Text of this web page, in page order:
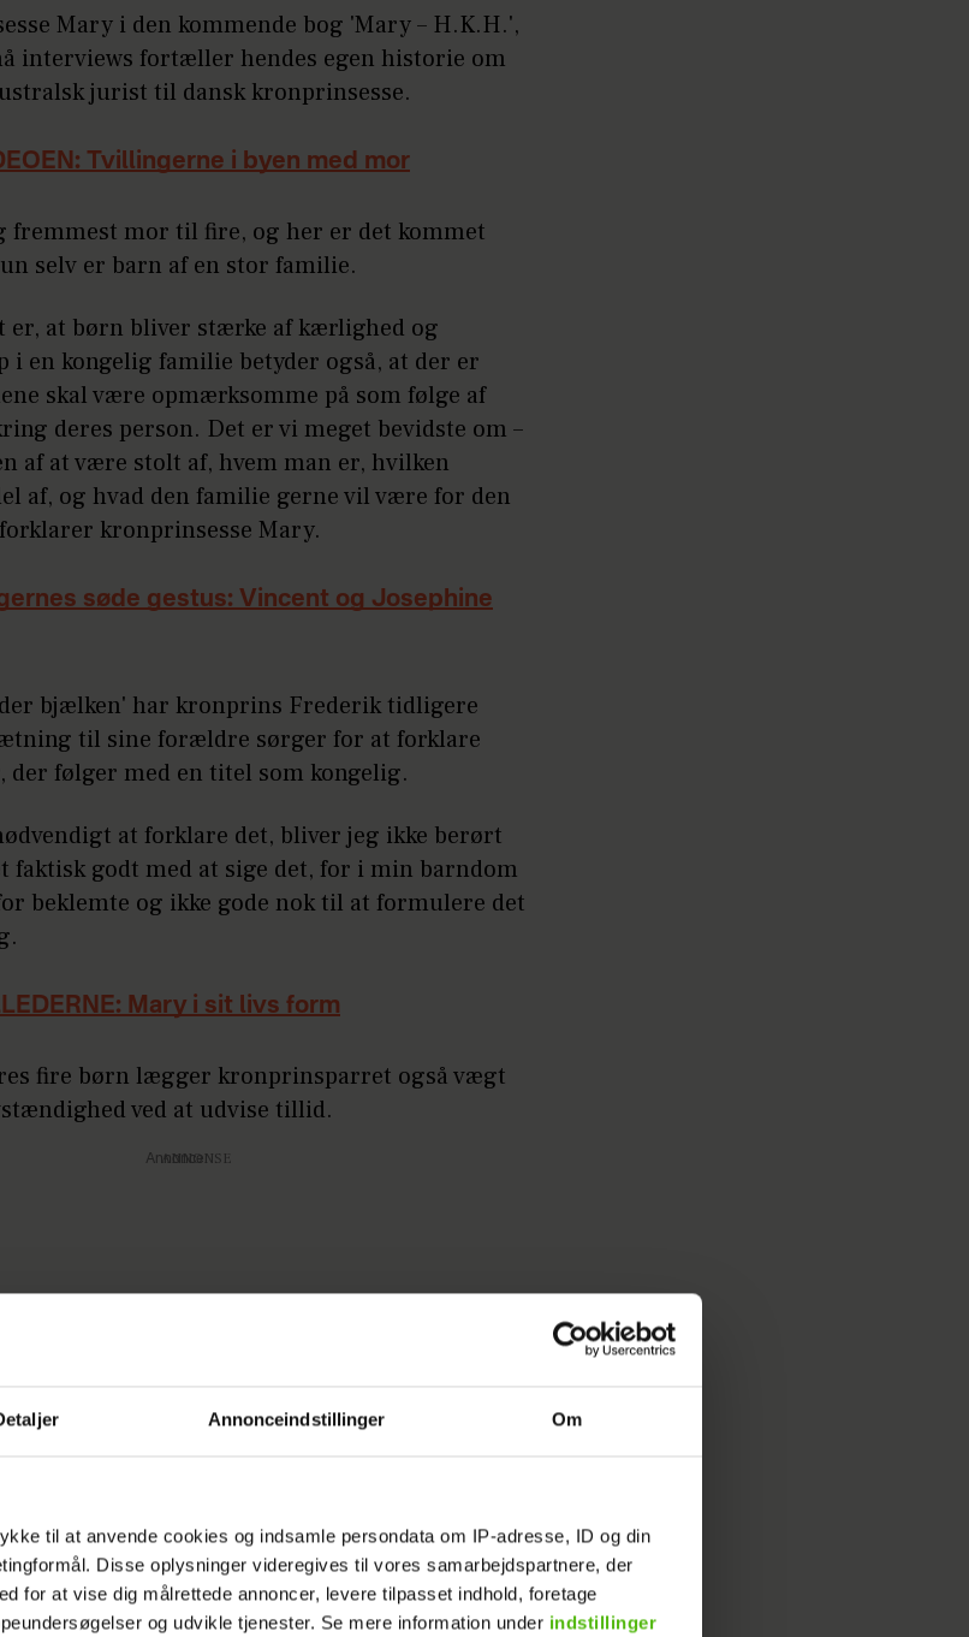
Annonceindstillinger Om
til at anvende cookies og indsamle persondata om IP-adresse, ID og din
Disse oplysninger videregives til vores samarbejdspartnere, der
for at vise dig målrettede annoncer, levere tilpasset indhold, foretage
og udvikle tjenester. Se mere information under indstillinger
Mary i den kommende bog 'Mary – H.K.H.',
interviews fortæller hendes egen historie om
jurist til dansk kronprinsesse.
Tvillingerne i byen med mor
fremmest mor til fire, og her er det kommet
selv er barn af en stor familie.
er, at børn bliver stærke af kærlighed og
i en kongelig familie betyder også, at der er
skal være opmærksomme på som følge af
deres person. Det er vi meget bevidste om –
af at være stolt af, hvem man er, hvilken
af, og hvad den familie gerne vil være for den
kronprinsesse Mary.
søde gestus: Vincent og Josephine
bjælken' har kronprins Frederik tidligere
til sine forældre sørger for at forklare
der følger med en titel som kongelig.
at forklare det, bliver jeg ikke berørt
faktisk godt med at sige det, for i min barndom
beklemte og ikke gode nok til at formulere det
Mary i sit livs form
fire børn lægger kronprinsparret også vægt
ved at udvise tillid.
Annonce
far insisterede på, at hun klarede sig godt i
her et stort fokus.
vigtigt, at man altid gør sig umage. I
fællesskabet med videre må man yde sit
fra min egen barndom.